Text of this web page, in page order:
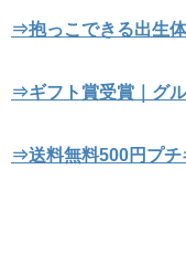
⇒抱っこできる出生
⇒ギフト賞受賞｜グ
⇒送料無料500円プチ